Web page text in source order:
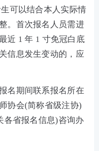
可以结合本人实际情
。首次报名人员需进
近 1 年 1 寸免冠白底
信息发生变动的，应
名期间联系报名所在
协会(简称省级注协)
各省报名信息)咨询办